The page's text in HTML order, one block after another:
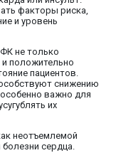
факторы риска,
и уровень
не только
и положительно
пациентов.
снижению
важно для
их
неотъемлемой
сердца.